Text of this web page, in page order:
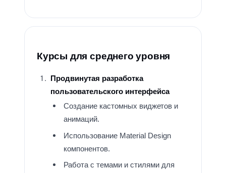
Курсы для среднего уровня
Продвинутая разработка
пользовательского интерфейса
Создание кастомных виджетов и
анимаций.
Использование Material Design
компонентов.
Работа с темами и стилями для